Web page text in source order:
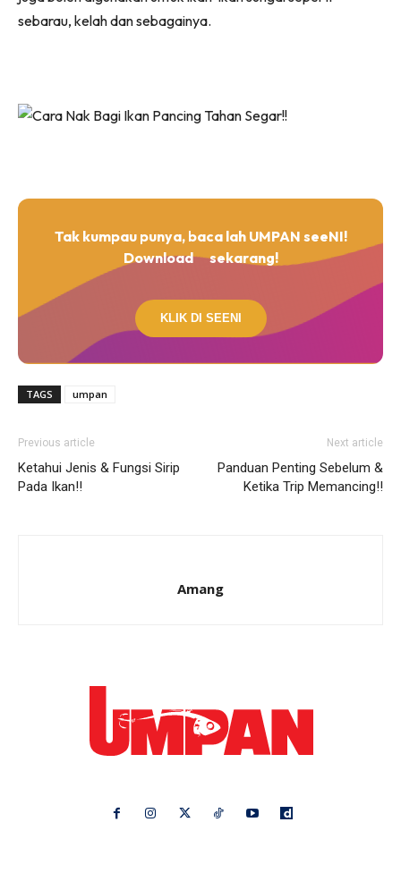
sebarau, kelah dan sebagainya.
Tak kumpau punya, baca lah UMPAN seeNI!
Download
sekarang!
KLIK DI SEENI
TAGS umpan
Previous article
Ketahui Jenis & Fungsi Sirip
Pada Ikan!!
Next article
Panduan Penting Sebelum &
Ketika Trip Memancing!!
Amang